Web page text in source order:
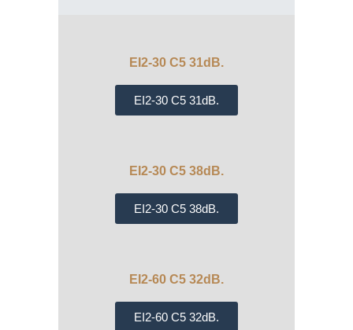
EI2-30 C5 31dB.
EI2-30 C5 31dB.​
EI2-30 C5 38dB.
EI2-30 C5 38dB.​
EI2-60 C5 32dB.
EI2-60 C5 32dB.